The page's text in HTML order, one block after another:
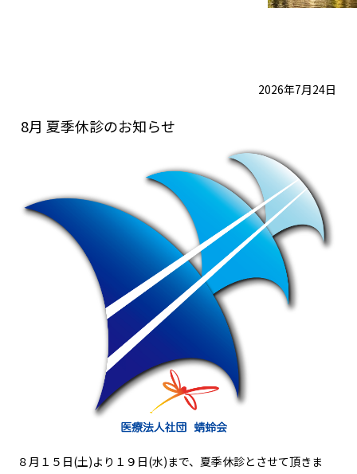
8月 夏季休診のお知らせ
2026年7月24日
８月１５日(土)より１９日(水)まで、夏季休診とさせて頂きま